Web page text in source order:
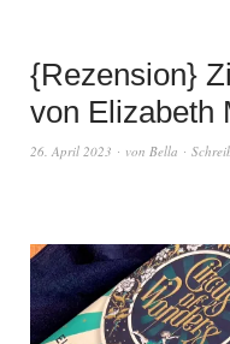
{Rezension}
von Elizabeth
26. April 2023 von Bella